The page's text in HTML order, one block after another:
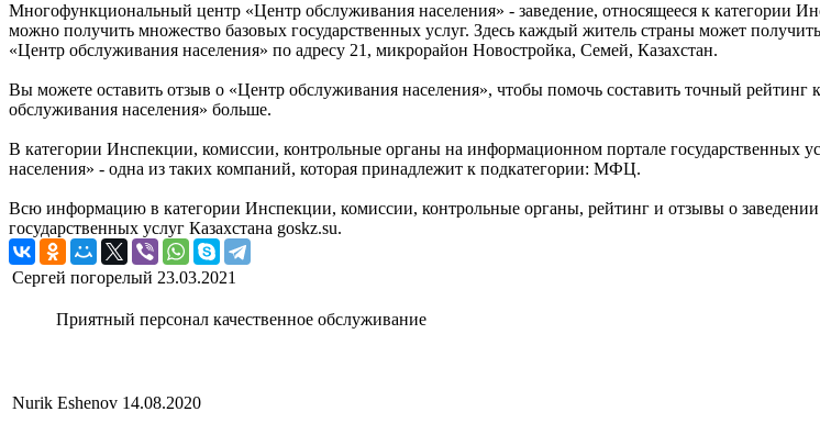
Многофункциональный центр «Центр обслуживания населения» - заведение, относящееся к
можно получить множество базовых государственных услуг. Здесь каждый житель страны может
«Центр обслуживания населения» по адресу 21, микрорайон Новостройка, Семей, Казахстан.
Вы можете оставить отзыв о «Центр обслуживания населения», чтобы помочь составить точный
обслуживания населения» больше.
В категории Инспекции, комиссии, контрольные органы на информационном портале государственных
населения» - одна из таких компаний, которая принадлежит к подкатегории: МФЦ.
Всю информацию в категории Инспекции, комиссии, контрольные органы, рейтинг и отзывы о
государственных услуг Казахстана goskz.su.
Сергей погорелый 23.03.2021
Приятный персонал качественное обслуживание
Nurik Eshenov 14.08.2020